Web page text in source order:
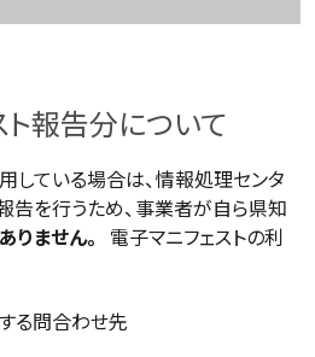
ト報告分について
している場合は、情報処理センタ
告を行うため、事業者が自ら県知
りません。 電子マニフェストの利
る問合わせ先